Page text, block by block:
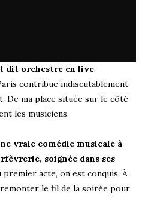
dit orchestre en live.
contribue indiscutablement
De ma place située sur le côté
les musiciens.
vraie comédie musicale à
soignée dans ses
premier acte, on est conquis. À
le fil de la soirée pour